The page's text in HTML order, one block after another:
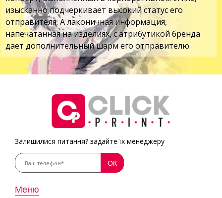
изысканно подчеркивает высокий статус его
отправителя. А лаконичная информация,
напечатанная на изделиях, с атрибутикой бренда
дает дополнительный шарм его отправителю.
Залишилися питання? задайте їх менеджеру
Меню